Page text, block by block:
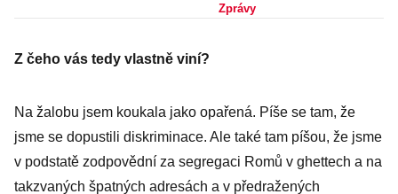
bez odškodného
Zprávy
Z čeho vás tedy vlastně viní?
Na žalobu jsem koukala jako opařená. Píše se tam, že
jsme se dopustili diskriminace. Ale také tam píšou, že jsme
v podstatě zodpovědní za segregaci Romů v ghettech a na
takzvaných špatných adresách a v předražených